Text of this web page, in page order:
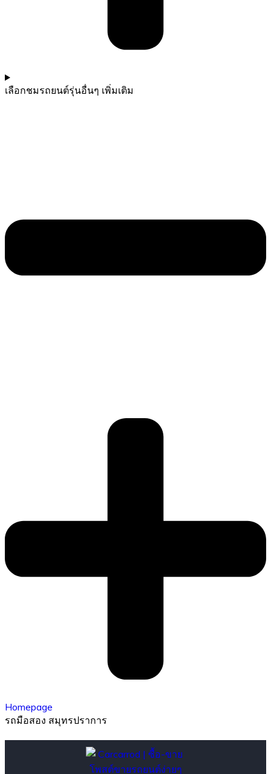
เลือกชมรถยนต์รุ่นอื่นๆ เพิ่มเติม
Homepage
รถมือสอง สมุทรปราการ